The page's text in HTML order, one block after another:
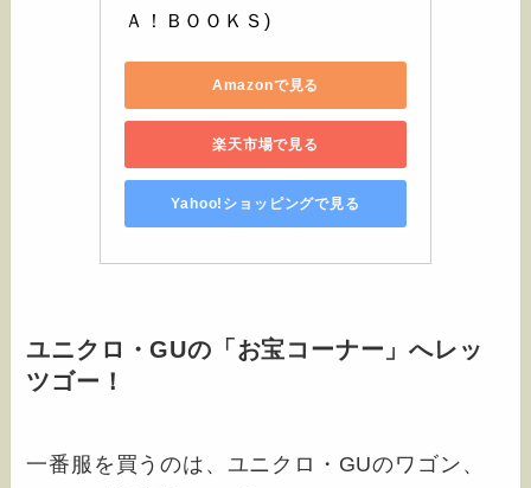
Ａ！ＢＯＯＫＳ)
Amazonで見る
楽天市場で見る
Yahoo!ショッピングで見る
ユニクロ・GUの「お宝コーナー」へレッ
ツゴー！
一番服を買うのは、ユニクロ・GUのワゴン、